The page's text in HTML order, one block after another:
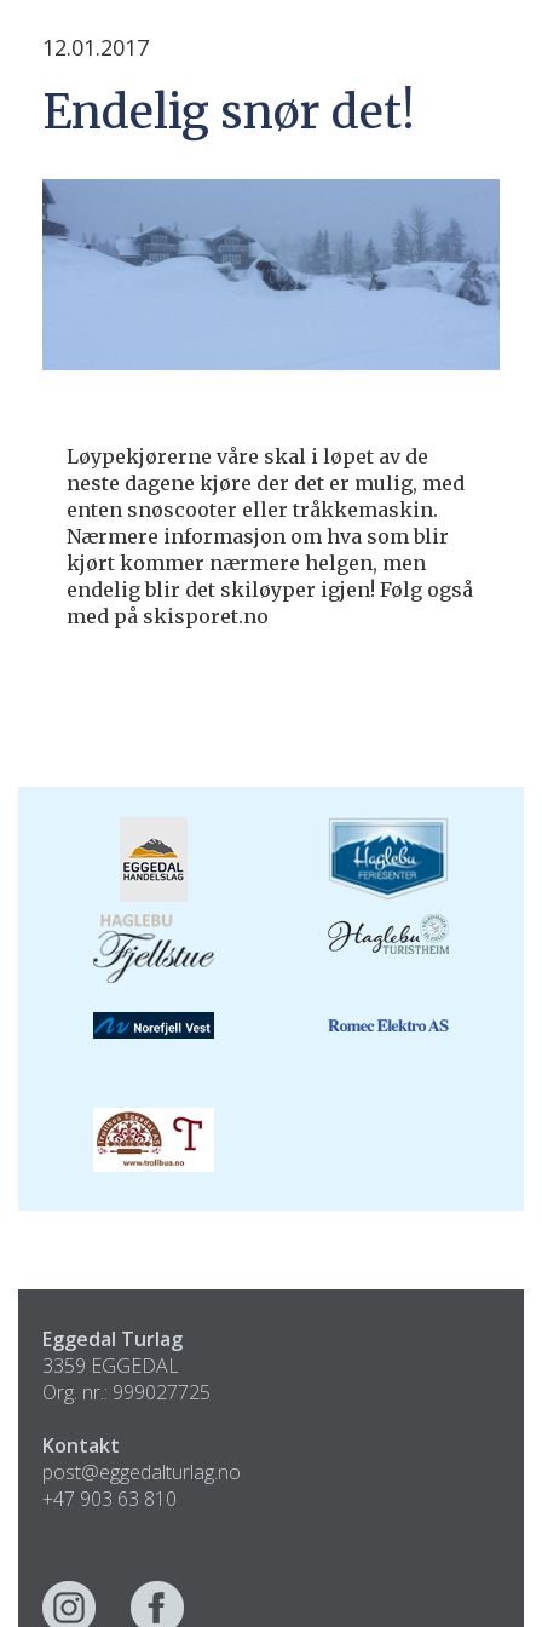
12.01.2017
Endelig snør det!
Løypekjørerne våre skal i løpet av de
neste dagene kjøre der det er mulig, med
enten snøscooter eller tråkkemaskin.
Nærmere informasjon om hva som blir
kjørt kommer nærmere helgen, men
endelig blir det skiløyper igjen! Følg også
med på skisporet.no
Eggedal Turlag
3359 EGGEDAL
Org. nr.: 999027725
Kontakt
post@eggedalturlag.no
+47 903 63 810